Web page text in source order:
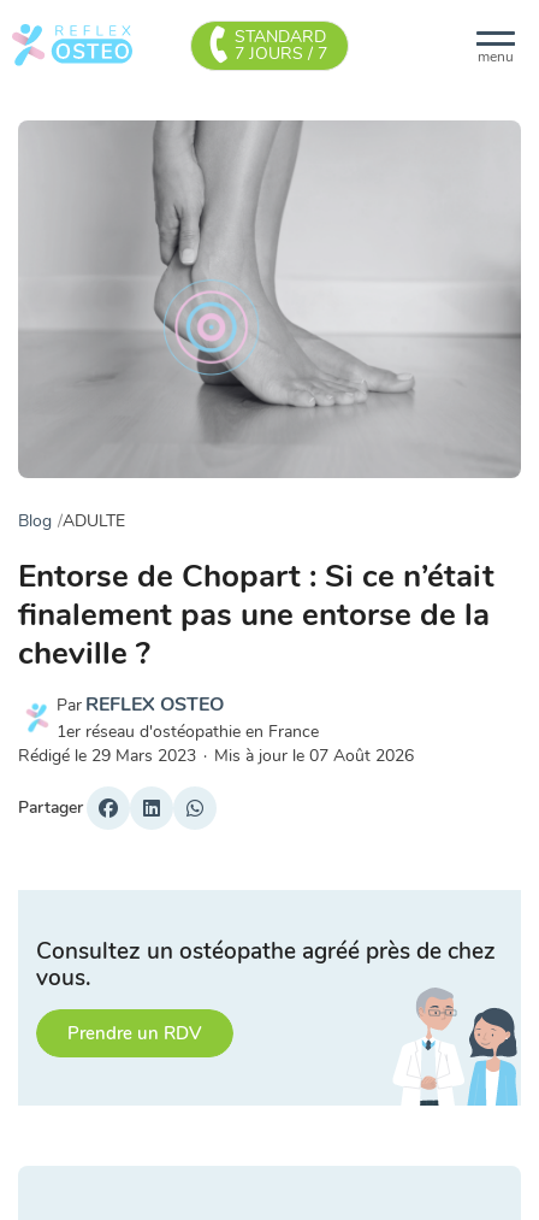
menu
STANDARD
7 JOURS / 7
Blog ADULTE
Entorse de Chopart : Si ce n’était
finalement pas une entorse de la
cheville ?
Par REFLEX OSTEO
1er réseau d'ostéopathie en France
Rédigé le 29 Mars 2023 · Mis à jour le 07 Août 2026
Partager
Consultez un ostéopathe agréé près de chez
vous.
Prendre un RDV